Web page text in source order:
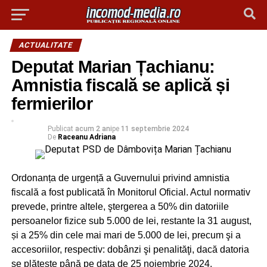
ACTUALITATE
Deputat Marian Țachianu:
Amnistia fiscală se aplică și
fermierilor
Publicat acum 2 anipe 11 septembrie 2024
De Raceanu Adriana
Ordonanța de urgență a Guvernului privind amnistia
fiscală a fost publicată în Monitorul Oficial. Actul normativ
prevede, printre altele, ştergerea a 50% din datoriile
persoanelor fizice sub 5.000 de lei, restante la 31 august,
și a 25% din cele mai mari de 5.000 de lei, precum şi a
accesoriilor, respectiv: dobânzi şi penalităţi, dacă datoria
se plăteşte până pe data de 25 noiembrie 2024.